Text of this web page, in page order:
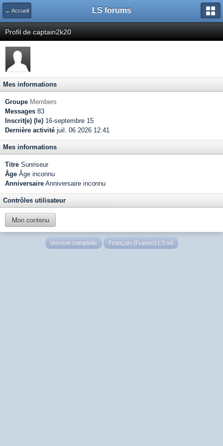
← Accueil LS forums
Profil de captain2k20
Mes informations
Groupe Members
Messages 83
Inscrit(e) (le) 16-septembre 15
Dernière activité juil. 06 2026 12:41
Mes informations
Titre Sunriseur
Âge Âge inconnu
Anniversaire Anniversaire inconnu
Contrôles utilisateur
Mon contenu
Version complète Français (France) LS v4